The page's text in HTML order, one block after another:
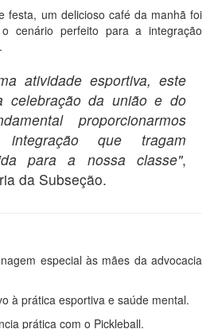
festa, um delicioso café da manhã foi
o cenário perfeito para a integração
atividade esportiva, este
celebração da união e do
proporcionarmos
que tragam
para a nossa classe",
da Subseção.
especial às mães da advocacia
à prática esportiva e saúde mental.
prática com o Pickleball.